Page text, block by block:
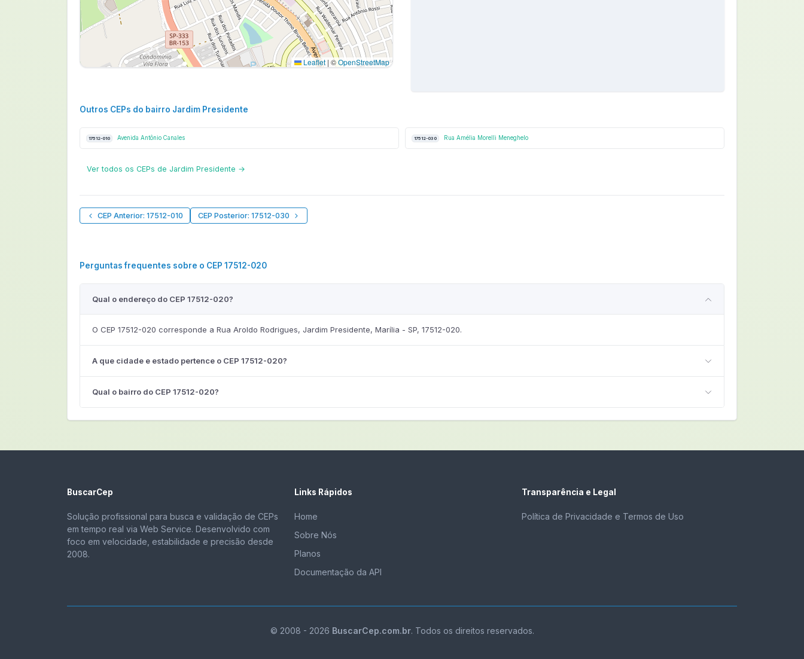
Leaflet | ©OpenStreetMap
Outros CEPs do bairro Jardim Presidente
17512-010 Avenida Antônio Canales 17512-030 Rua Amélia Morelli Meneghelo
Ver todos os CEPs de Jardim Presidente →
CEP Anterior: 17512-010 CEP Posterior: 17512-030
Perguntas frequentes sobre o CEP 17512-020
Qual o endereço do CEP 17512-020?
O CEP 17512-020 corresponde a Rua Aroldo Rodrigues, Jardim Presidente, Marília - SP, 17512-020.
A que cidade e estado pertence o CEP 17512-020?
Qual o bairro do CEP 17512-020?
BuscarCep
Solução profissional para busca e validação de CEPs
em tempo real via Web Service. Desenvolvido com
foco em velocidade, estabilidade e precisão desde
2008.
Links Rápidos
Home
Sobre Nós
Planos
Documentação da API
Transparência e Legal
Política de Privacidade e Termos de Uso
© 2008 - 2026 BuscarCep.com.br. Todos os direitos reservados.